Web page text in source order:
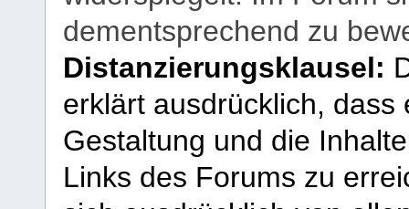
dementsprechend zu
Distanzierungsklausel:
erklärt ausdrücklich,
Gestaltung und die
Links des Forums zu